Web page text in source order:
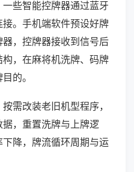
些智能控牌器通过蓝牙
。手机端软件预设好牌
，控牌器接收到信号后
，在麻将机洗牌、码牌
的。
需改装老旧机型程序，
，重置洗牌与上牌逻
降，牌流循环周期与运